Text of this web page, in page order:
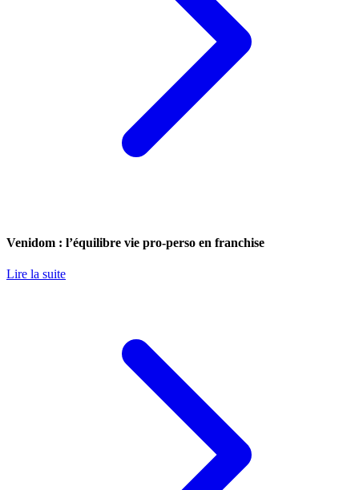
Venidom : l’équilibre vie pro-perso en franchise
Lire la suite